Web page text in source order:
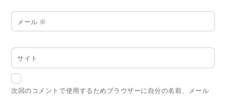
メール ※
サイト
次回のコメントで使用するためブラウザーに自分の名前、メール